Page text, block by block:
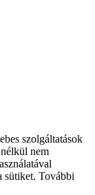
szolgáltatások
nem
sütiket. További